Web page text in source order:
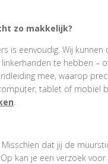
zo makkelijk?
is eenvoudig. Wij
te hebben –
mee, waarop
tablet of mobiel
.
dat jij de
kan je een verzoek voor